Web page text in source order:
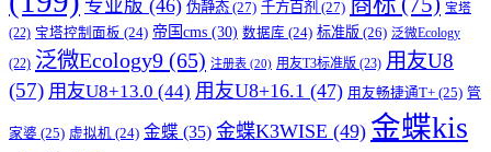
专业版 (46) 伪静态 (27) 千方百剂 (27)
宝塔
(22) 宝塔控制面板 (24) 帝国cms (30) 数据库 (24) 标准版 (26) 泛微Ecology
(22) 泛微Ecology9 (65) 注册表 (20) 用友T3标准版 (23) 用友U8
(57) 用友U8+13.0 (44) 用友U8+16.1 (47) 用友畅捷通T+ (25) 管
家婆 (25) 虚拟机 (24) 金蝶 (35) 金蝶K3WISE (49) 金蝶kis